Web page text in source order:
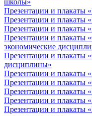
школы»
Презентации и плакаты
Презентации и плакаты
Презентации и плакаты
Презентации и плакаты
экономические
Презентации и плакаты
дисциплины»
Презентации и плакаты
Презентации и плакаты
Презентации и плакаты
Презентации и плакаты
Презентации и плакаты